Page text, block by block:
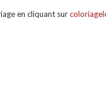
en cliquant sur